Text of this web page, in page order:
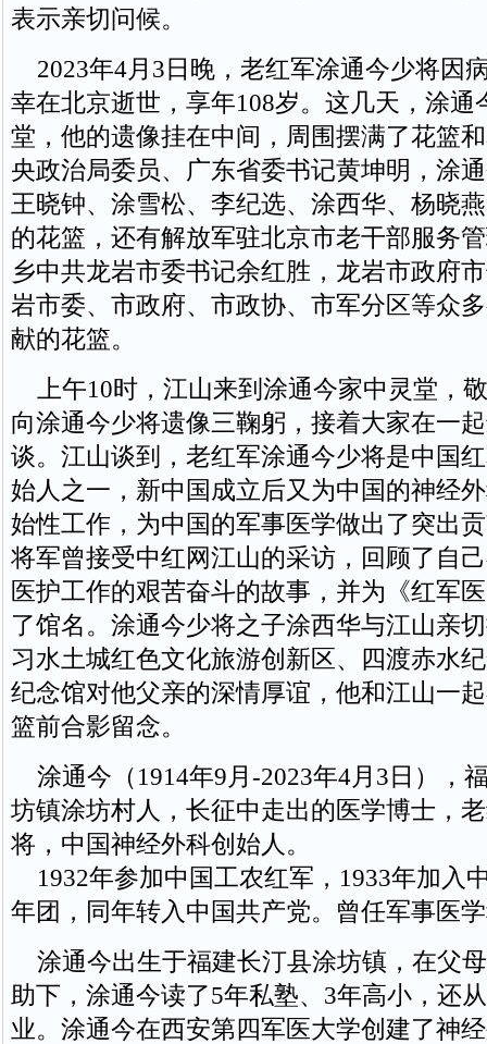
表示亲切问候。
2023年4月3日晚，老红军涂通今少将因
幸在北京逝世，享年108岁。这几天，涂通
堂，他的遗像挂在中间，周围摆满了花篮
央政治局委员、广东省委书记黄坤明，涂
王晓钟、涂雪松、李纪选、涂西华、杨晓
的花篮，还有解放军驻北京市老干部服务
乡中共龙岩市委书记余红胜，龙岩市政府
岩市委、市政府、市政协、市军分区等众
献的花篮。
上午10时，江山来到涂通今家中灵堂，
向涂通今少将遗像三鞠躬，接着大家在一
谈。江山谈到，老红军涂通今少将是中国
始人之一，新中国成立后又为中国的神经
始性工作，为中国的军事医学做出了突出
将军曾接受中红网江山的采访，回顾了自
医护工作的艰苦奋斗的故事，并为《红军
了馆名。涂通今少将之子涂西华与江山亲
习水土城红色文化旅游创新区、四渡赤水
纪念馆对他父亲的深情厚谊，他和江山一
篮前合影留念。
涂通今（1914年9月-2023年4月3日），
坊镇涂坊村人，长征中走出的医学博士，
将，中国神经外科创始人。
1932年参加中国工农红军，1933年加入
年团，同年转入中国共产党。曾任军事医
涂通今出生于福建长汀县涂坊镇，在父
助下，涂通今读了5年私塾、3年高小，还
业。涂通今在西安第四军医大学创建了神